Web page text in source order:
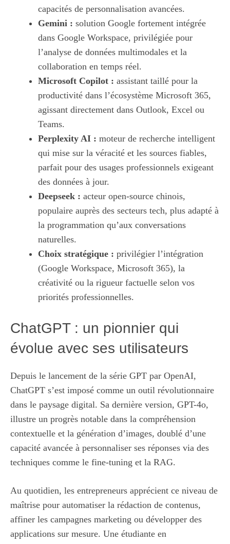
capacités de personnalisation avancées.
Gemini : solution Google fortement intégrée
dans Google Workspace, privilégiée pour
l’analyse de données multimodales et la
collaboration en temps réel.
Microsoft Copilot : assistant taillé pour la
productivité dans l’écosystème Microsoft 365,
agissant directement dans Outlook, Excel ou
Teams.
Perplexity AI : moteur de recherche intelligent
qui mise sur la véracité et les sources fiables,
parfait pour des usages professionnels exigeant
des données à jour.
Deepseek : acteur open-source chinois,
populaire auprès des secteurs tech, plus adapté à
la programmation qu’aux conversations
naturelles.
Choix stratégique : privilégier l’intégration
(Google Workspace, Microsoft 365), la
créativité ou la rigueur factuelle selon vos
priorités professionnelles.
ChatGPT : un pionnier qui
évolue avec ses utilisateurs
Depuis le lancement de la série GPT par OpenAI,
ChatGPT s’est imposé comme un outil révolutionnaire
dans le paysage digital. Sa dernière version, GPT-4o,
illustre un progrès notable dans la compréhension
contextuelle et la génération d’images, doublé d’une
capacité avancée à personnaliser ses réponses via des
techniques comme le fine-tuning et la RAG.
Au quotidien, les entrepreneurs apprécient ce niveau de
maîtrise pour automatiser la rédaction de contenus,
affiner les campagnes marketing ou développer des
applications sur mesure. Une étudiante en